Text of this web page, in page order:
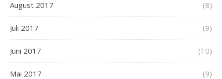
August 2017 (8)
Juli 2017 (9)
Juni 2017 (10)
Mai 2017 (9)